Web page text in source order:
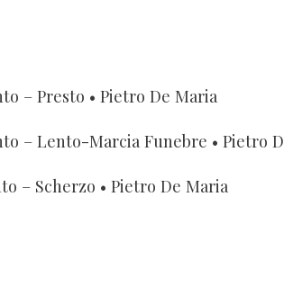
– Presto • Pietro De Maria
– Lento-Marcia Funebre • Pietro De Maria
– Scherzo • Pietro De Maria